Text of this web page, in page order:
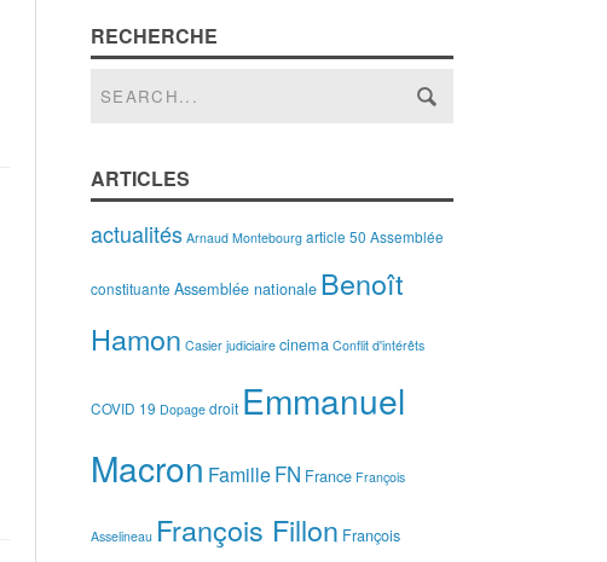
RECHERCHE
ARTICLES
actualités Arnaud Montebourg article 50 Assemblée
constituante Assemblée nationale Benoît
Hamon Casier judiciaire cinema Conflit d'intérêts
COVID 19 Dopage droit Emmanuel
Macron FamilleFN France François
Asselineau François Fillon François